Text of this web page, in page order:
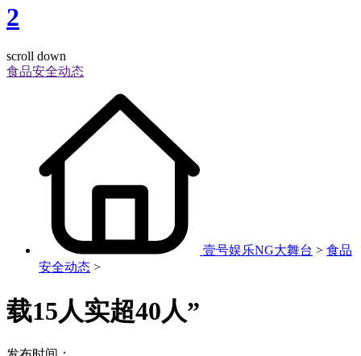
2
scroll down
食品安全动态
壹号娱乐NG大舞台 > 食品
安全动态 >
载15人实超40人”